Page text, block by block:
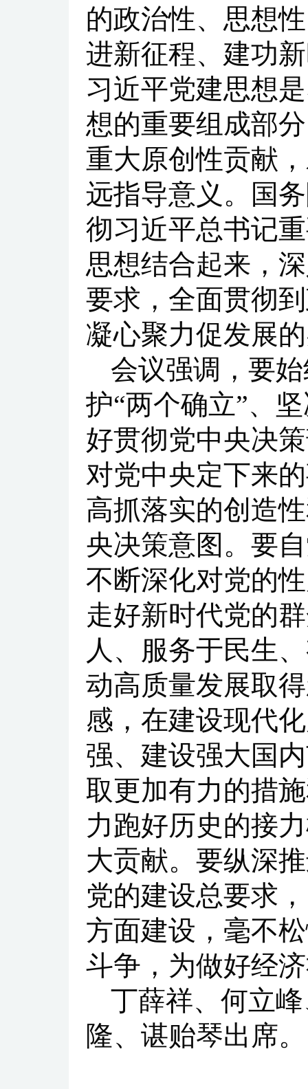
的政治性、思想
进新征程、建功
习近平党建思想
想的重要组成部
重大原创性贡献
远指导意义。国
彻习近平总书记
思想结合起来，
要求，全面贯彻
凝心聚力促发展
会议强调，要
护“两个确立”、
好贯彻党中央决
对党中央定下来
高抓落实的创造
央决策意图。要
不断深化对党的
走好新时代党的
人、服务于民生
动高质量发展取
感，在建设现代
强、建设强大国
取更加有力的措
力跑好历史的接
大贡献。要纵深
党的建设总要求
方面建设，毫不
斗争，为做好经
丁薛祥、何立
隆、谌贻琴出席。